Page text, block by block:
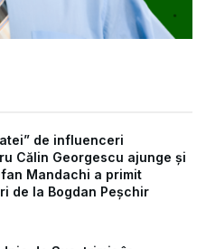
de influenceri
Călin Georgescu ajunge și
Mandachi a primit
de la Bogdan Peșchir